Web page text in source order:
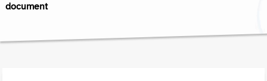
document